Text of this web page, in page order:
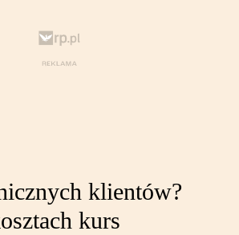
klientów?
kurs